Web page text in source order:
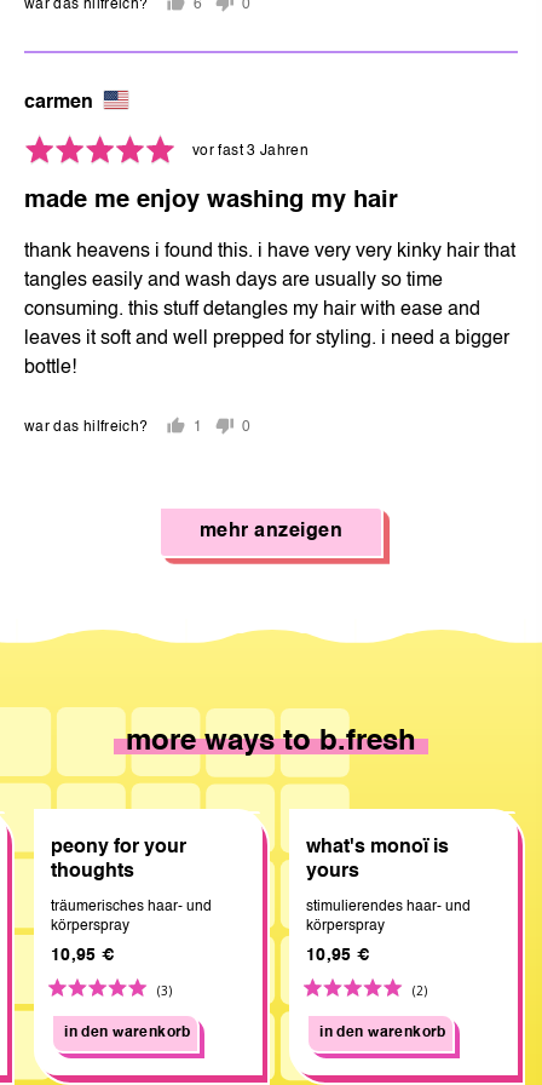
war das hilfreich?
6
haben
0
haben
carmen
carmen,
united
states
Mit
von
bewertet
Rezension
vor fast 3 Jahren
made me enjoy washing my hair
thank heavens i found this. i have very very kinky hair that
tangles easily and wash days are usually so time
consuming. this stuff detangles my hair with ease and
leaves it soft and well prepped for styling. i need a bigger
bottle!
war das hilfreich?
1
gestimmt
0
gestimmt
mehr anzeigen
more ways to b.fresh
peony for your
thoughts
träumerisches haar- und
körperspray
10,95 €
Bewertet
mit
5.0
von
Click
to
go
to
(3)
in den warenkorb
what's monoï is
yours
stimulierendes haar- und
körperspray
10,95 €
Bewertet
mit
5.0
von
Click
to
go
to
(2)
in den warenkorb